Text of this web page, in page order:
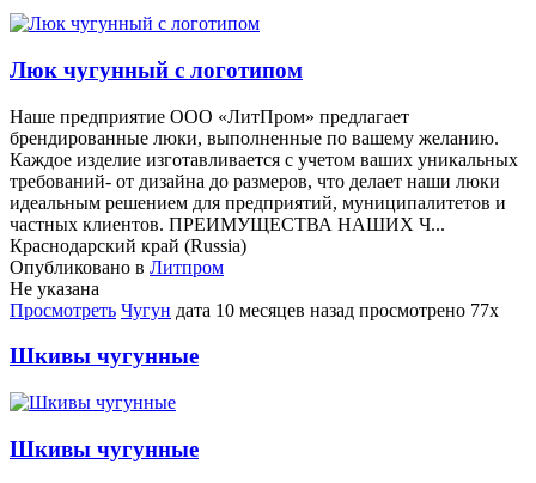
Люк чугунный с логотипом
Наше предприятие ООО «ЛитПром» предлагает
брендированные люки, выполненные по вашему желанию.
Каждое изделие изготавливается с учетом ваших уникальных
требований- от дизайна до размеров, что делает наши люки
идеальным решением для предприятий, муниципалитетов и
частных клиентов. ПРЕИМУЩЕСТВА НАШИХ Ч...
Краснодарский край (Russia)
Опубликовано в Литпром
Не указана
Просмотреть Чугун дата 10 месяцев назад просмотрено 77x
Шкивы чугунные
Шкивы чугунные